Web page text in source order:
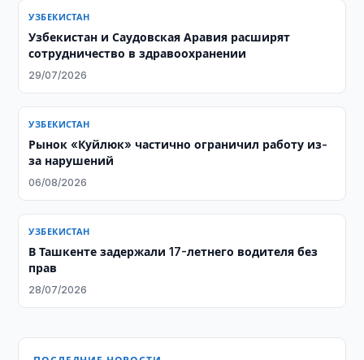
УЗБЕКИСТАН
Узбекистан и Саудовская Аравия расширят
сотрудничество в здравоохранении
29/07/2026
УЗБЕКИСТАН
Рынок «Куйлюк» частично ограничил работу из-
за нарушений
06/08/2026
УЗБЕКИСТАН
В Ташкенте задержали 17-летнего водителя без
прав
28/07/2026